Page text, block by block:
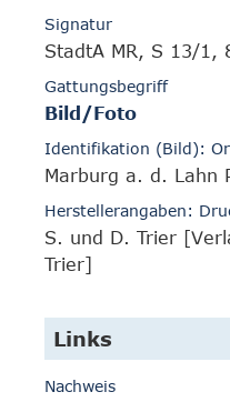
Signatur
StadtA MR, S 13/1,
Gattungsbegriff
Bild/Foto
Identifikation (Bild):
Marburg a. d. Lahn
Herstellerangaben:
S. und D. Trier
Trier]
Links
Nachweis